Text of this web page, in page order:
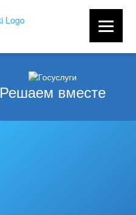
Решаем вместе